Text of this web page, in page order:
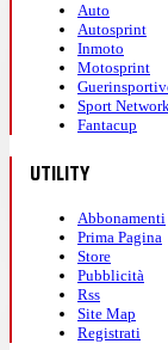
Auto
Autosprint
Inmoto
Motosprint
Sport
Fantacup
UTILITY
Abbonamenti
Prima Pagina
Store
Pubblicità
Rss
Site Map
Registrati